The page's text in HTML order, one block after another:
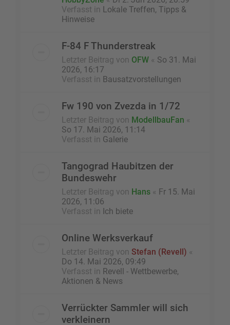
Verfasst in Lokale Treffen, Tipps &
Hinweise
F-84 F Thunderstreak
Letzter Beitrag von OFW « So 31. Mai
2026, 16:17
Verfasst in Bausatzvorstellungen
Fw 190 von Zvezda in 1/72
Letzter Beitrag von ModellbauFan «
So 17. Mai 2026, 11:14
Verfasst in Galerie
Tangograd Haubitzen der
Bundeswehr
Letzter Beitrag von Hans « Fr 15. Mai
2026, 11:06
Verfasst in Ich biete
Online Werksverkauf
Letzter Beitrag von Stefan (Revell) «
Do 14. Mai 2026, 09:49
Verfasst in Revell - Wettbewerbe,
Aktionen & News
Verrückter Sammler will sich
verkleinern